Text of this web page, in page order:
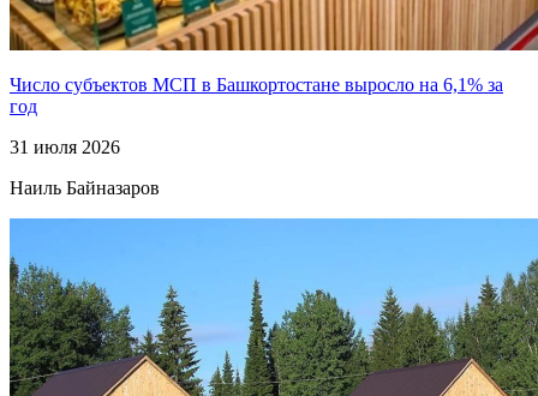
Число субъектов МСП в Башкортостане выросло на 6,1% за
год
31 июля 2026
Наиль Байназаров